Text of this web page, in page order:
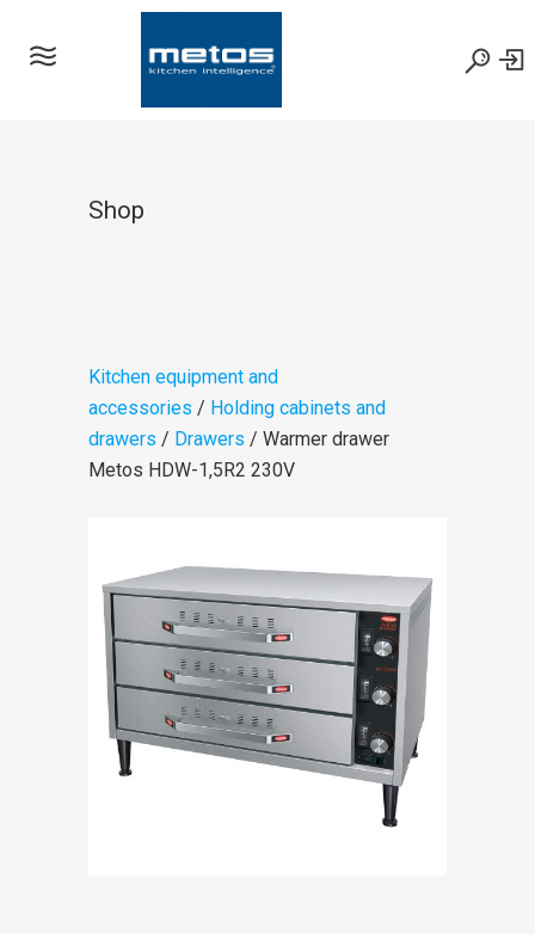
Shop
Kitchen equipment and
accessories / Holding cabinets and
drawers / Drawers / Warmer drawer
Metos HDW-1,5R2 230V